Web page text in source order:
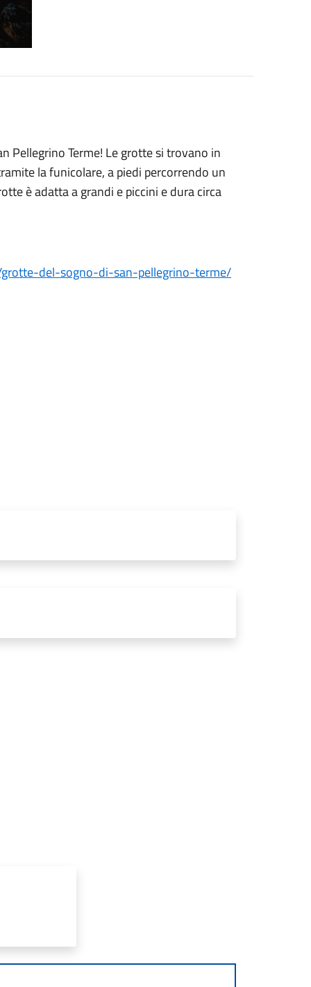
Pellegrino Terme! Le grotte si trovano in
la funicolare, a piedi percorrendo un
è adatta a grandi e piccini e dura circa
del-sogno-di-san-pellegrino-terme/